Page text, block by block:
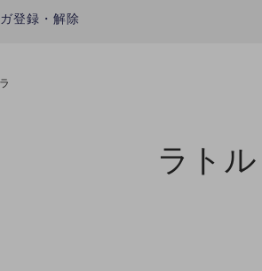
ベベオレ
雑誌掲載アイテム
ポイントについて
登録・解除
ラト